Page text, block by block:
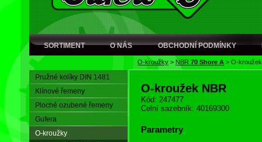
SORTIMENT O NÁS OBCHODNÍ PODMÍNKY
O-kroužky > NBR 70 Shore A > O-
Pružné kolíky DIN 1481
Klínové řemeny
Ploché ozubené řemeny
Gufera
O-kroužky
O-kroužek NBR
Kód: 247477
Celní sazebník: 40169300
Parametry